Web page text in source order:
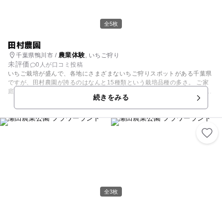
全5枚
田村農園
千葉県鴨川市 / 農業体験, いちご狩り
未評価
0人が口コミ投稿
いちご栽培が盛んで、各地にさまざまないちご狩りスポットがある千葉県
ですが、田村農園が誇るのはなんと15種類という栽培品種の多さ。 ご家
庭でおなじみのあの味や、千葉県の人気品種『ふさのか』『桜香』といっ
た珍しい味にも出会える貴重なお出かけスポットです。 30分の食べ放題
はできるだけ予約がおすすめです。品種やその年の気候によって成果時期
が異なるため、来園前は必ずお問い合わせを。 高設栽培エリアもあるの
で、車椅子の方や赤ちゃんをお連れのご家族も安心です。 【いちご狩り情
続きをみる
全3枚